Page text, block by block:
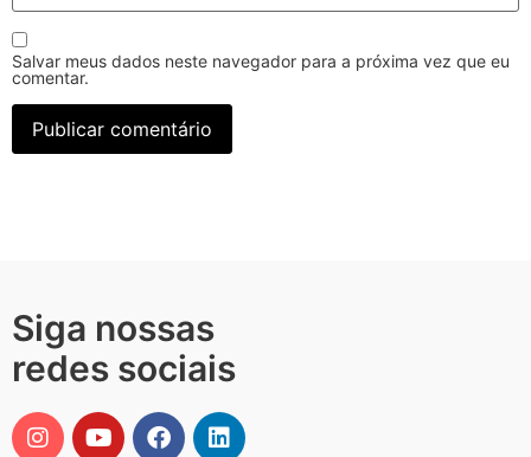
Salvar meus dados neste navegador para a próxima vez que eu
comentar.
Siga nossas
redes sociais